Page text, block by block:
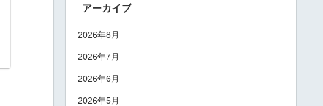
アーカイブ
2026年8月
2026年7月
2026年6月
2026年5月